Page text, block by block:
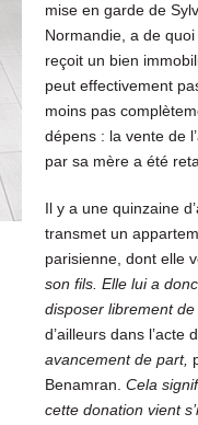
mise en garde de
Normandie, a de
reçoit un bien
peut effectivement
moins pas
dépens : la vente de
par sa mère a été
Il y a une quinzaine
transmet un
parisienne, dont elle
son fils. Elle lui a
disposer librement de
d’ailleurs dans l’acte
avancement de part,
Benamran. Cela
cette donation vient